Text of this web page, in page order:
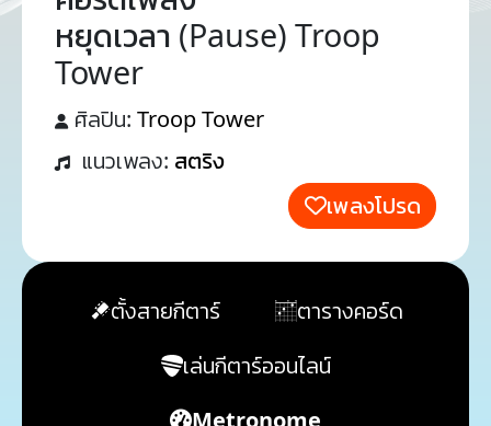
หยุดเวลา (Pause) Troop
Tower
ศิลปิน: Troop Tower
แนวเพลง: สตริง
เพลงโปรด
ตั้งสายกีตาร์
ตารางคอร์ด
เล่นกีตาร์ออนไลน์
Metronome